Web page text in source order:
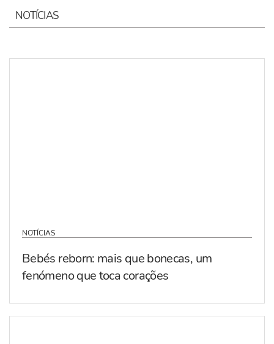
NOTÍCIAS
NOTÍCIAS
Bebés reborn: mais que bonecas, um
fenómeno que toca corações